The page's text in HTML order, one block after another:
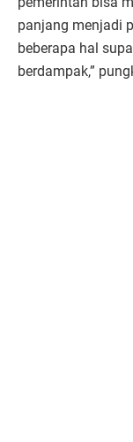
panjang menjadi
beberapa hal
berdampak,”